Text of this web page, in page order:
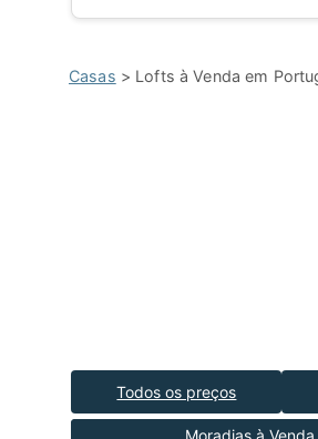
Casas > Lofts à Venda em
Todos os preços
Moradias à